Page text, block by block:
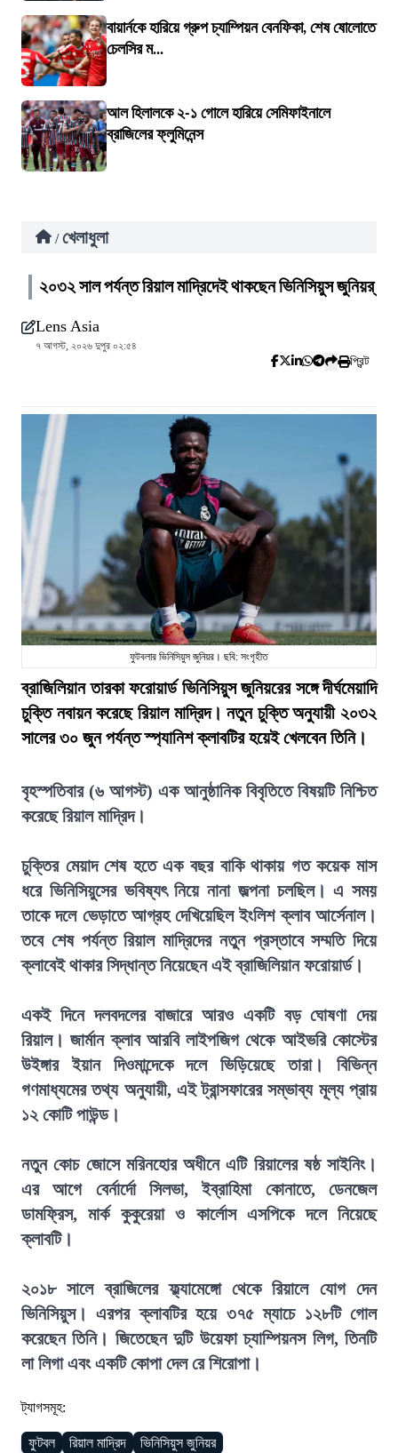
বায়ার্নকে হারিয়ে গ্রুপ চ্যাম্পিয়ন বেনফিকা, শেষ ষোলোতে
চেলসির ম...
আল হিলালকে ২-১ গোলে হারিয়ে সেমিফাইনালে
ব্রাজিলের ফ্লুমিনেন্স
/ খেলাধুলা
২০৩২ সাল পর্যন্ত রিয়াল মাদ্রিদেই থাকছেন ভিনিসিয়ুস জুনিয়র্
Lens Asia
৭ আগস্ট, ২০২৬ দুপুর ০২:৫৪
প্রিন্ট
ফুটবলার ভিনিসিয়ুস জুনিয়র। ছবি: সংগৃহীত
ব্রাজিলিয়ান তারকা ফরোয়ার্ড ভিনিসিয়ুস জুনিয়রের সঙ্গে দীর্ঘমেয়াদি
চুক্তি নবায়ন করেছে রিয়াল মাদ্রিদ। নতুন চুক্তি অনুযায়ী ২০৩২
সালের ৩০ জুন পর্যন্ত স্প্যানিশ ক্লাবটির হয়েই খেলবেন তিনি।
বৃহস্পতিবার (৬ আগস্ট) এক আনুষ্ঠানিক বিবৃতিতে বিষয়টি নিশ্চিত
করেছে রিয়াল মাদ্রিদ।
চুক্তির মেয়াদ শেষ হতে এক বছর বাকি থাকায় গত কয়েক মাস
ধরে ভিনিসিয়ুসের ভবিষ্যৎ নিয়ে নানা জল্পনা চলছিল। এ সময়
তাকে দলে ভেড়াতে আগ্রহ দেখিয়েছিল ইংলিশ ক্লাব আর্সেনাল।
তবে শেষ পর্যন্ত রিয়াল মাদ্রিদের নতুন প্রস্তাবে সম্মতি দিয়ে
ক্লাবেই থাকার সিদ্ধান্ত নিয়েছেন এই ব্রাজিলিয়ান ফরোয়ার্ড।
একই দিনে দলবদলের বাজারে আরও একটি বড় ঘোষণা দেয়
রিয়াল। জার্মান ক্লাব আরবি লাইপজিগ থেকে আইভরি কোস্টের
উইঙ্গার ইয়ান দিওমান্দেকে দলে ভিড়িয়েছে তারা। বিভিন্ন
গণমাধ্যমের তথ্য অনুযায়ী, এই ট্রান্সফারের সম্ভাব্য মূল্য প্রায়
১২ কোটি পাউন্ড।
নতুন কোচ জোসে মরিনহোর অধীনে এটি রিয়ালের ষষ্ঠ সাইনিং।
এর আগে বের্নার্দো সিলভা, ইব্রাহিমা কোনাতে, ডেনজেল
ডামফ্রিস, মার্ক কুকুরেয়া ও কার্লোস এসপিকে দলে নিয়েছে
ক্লাবটি।
২০১৮ সালে ব্রাজিলের ফ্ল্যামেঙ্গো থেকে রিয়ালে যোগ দেন
ভিনিসিয়ুস। এরপর ক্লাবটির হয়ে ৩৭৫ ম্যাচে ১২৮টি গোল
করেছেন তিনি। জিতেছেন দুটি উয়েফা চ্যাম্পিয়নস লিগ, তিনটি
লা লিগা এবং একটি কোপা দেল রে শিরোপা।
ট্যাগসমূহ:
ফুটবল রিয়াল মাদ্রিদ ভিনিসিয়ুস জুনিয়র